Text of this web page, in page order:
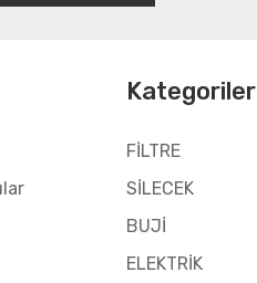
Kategoriler
FİLTRE
SİLECEK
BUJİ
ELEKTRİK